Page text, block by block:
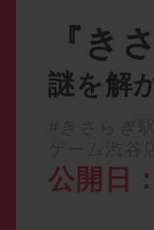
『き
謎を解
公開日